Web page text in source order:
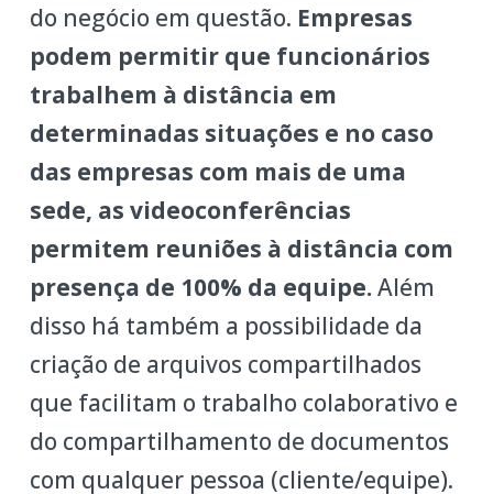
do negócio em questão. Empresas
podem permitir que funcionários
trabalhem à distância em
determinadas situações e no caso
das empresas com mais de uma
sede, as videoconferências
permitem reuniões à distância com
presença de 100% da equipe.Além
disso há também a possibilidade da
criação de arquivos compartilhados
que facilitam o trabalho colaborativo e
do compartilhamento de documentos
com qualquer pessoa (cliente/equipe).